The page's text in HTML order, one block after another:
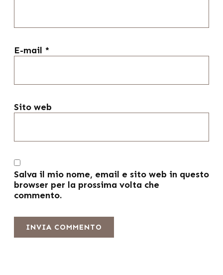
E-mail *
Sito web
Salva il mio nome, email e sito web in questo
browser per la prossima volta che
commento.